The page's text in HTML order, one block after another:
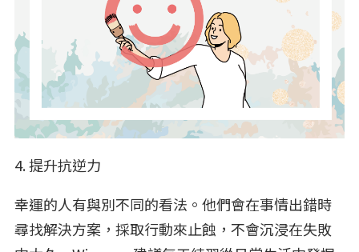
4. 提升抗逆力
幸運的人有與別不同的看法。他們會在事情出錯時
尋找解決方案，採取行動來止蝕，不會沉浸在失敗